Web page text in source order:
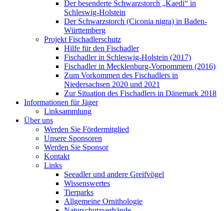
Der besenderte Schwarzstorch „Kaedi“ in
Schleswig-Holstein
Der Schwarzstorch (Ciconia nigra) in Baden-
Württemberg
Projekt Fischadlerschutz
Hilfe für den Fischadler
Fischadler in Schleswig-Holstein (2017)
Fischadler in Mecklenburg-Vorpommern (2016)
Zum Vorkommen des Fischadlers in
Niedersachsen 2020 und 2021
Zur Situation des Fischadlers in Dänemark 2018
Informationen für Jäger
Linksammlung
Über uns
Werden Sie Fördermitglied
Unsere Sponsoren
Werden Sie Sponsor
Kontakt
Links
Seeadler und andere Greifvögel
Wissenswertes
Tierparks
Allgemeine Ornithologie